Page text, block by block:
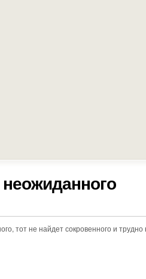
тот не найдет сокровенного и трудно